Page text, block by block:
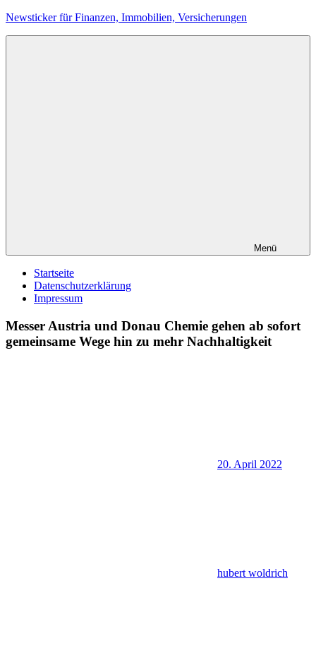
Zum
Newsticker für Finanzen, Immobilien, Versicherungen
Menü
Startseite
Datenschutzerklärung
Impressum
Messer Austria und Donau Chemie gehen ab sofort
gemeinsame Wege hin zu mehr Nachhaltigkeit
20. April 2022
hubert woldrich